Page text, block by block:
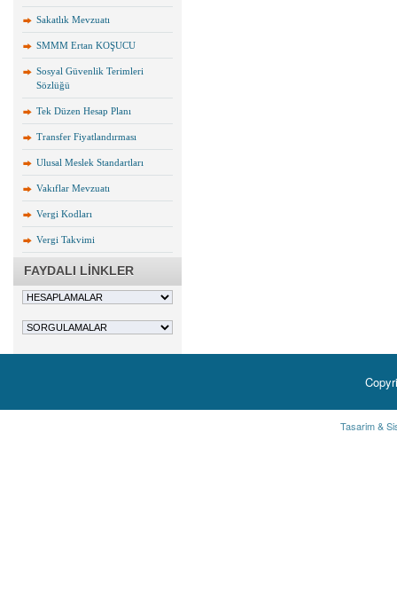
Sakatlık Mevzuatı
SMMM Ertan KOŞUCU
Sosyal Güvenlik Terimleri
Sözlüğü
Tek Düzen Hesap Planı
Transfer Fiyatlandırması
Ulusal Meslek Standartları
Vakıflar Mevzuatı
Vergi Kodları
Vergi Takvimi
FAYDALI LİNKLER
Tasarim &